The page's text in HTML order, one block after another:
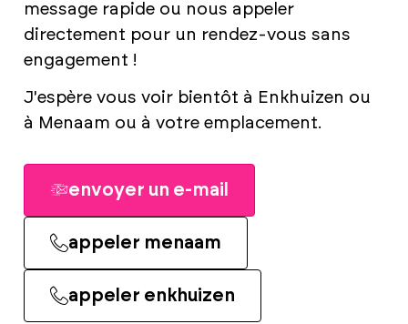
message rapide ou nous appeler
directement pour un rendez-vous sans
engagement !
J'espère vous voir bientôt à Enkhuizen ou
à Menaam ou à votre emplacement.
envoyer un e-mail
appeler menaam
appeler enkhuizen